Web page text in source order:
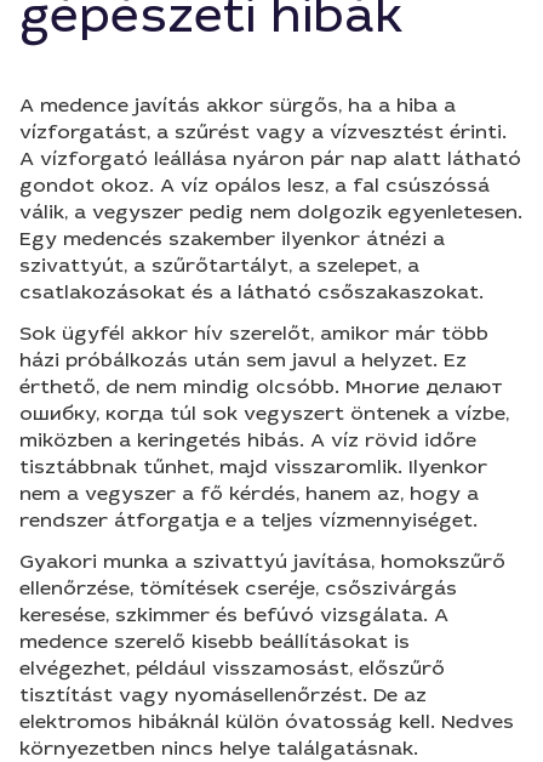
gépészeti hibák
A medence javítás akkor sürgős, ha a hiba a
vízforgatást, a szűrést vagy a vízvesztést érinti.
A vízforgató leállása nyáron pár nap alatt látható
gondot okoz. A víz opálos lesz, a fal csúszóssá
válik, a vegyszer pedig nem dolgozik egyenletesen.
Egy medencés szakember ilyenkor átnézi a
szivattyút, a szűrőtartályt, a szelepet, a
csatlakozásokat és a látható csőszakaszokat.
Sok ügyfél akkor hív szerelőt, amikor már több
házi próbálkozás után sem javul a helyzet. Ez
érthető, de nem mindig olcsóbb. Многие делают
ошибку, когда túl sok vegyszert öntenek a vízbe,
miközben a keringetés hibás. A víz rövid időre
tisztábbnak tűnhet, majd visszaromlik. Ilyenkor
nem a vegyszer a fő kérdés, hanem az, hogy a
rendszer átforgatja e a teljes vízmennyiséget.
Gyakori munka a szivattyú javítása, homokszűrő
ellenőrzése, tömítések cseréje, csőszivárgás
keresése, szkimmer és befúvó vizsgálata. A
medence szerelő kisebb beállításokat is
elvégezhet, például visszamosást, előszűrő
tisztítást vagy nyomásellenőrzést. De az
elektromos hibáknál külön óvatosság kell. Nedves
környezetben nincs helye találgatásnak.